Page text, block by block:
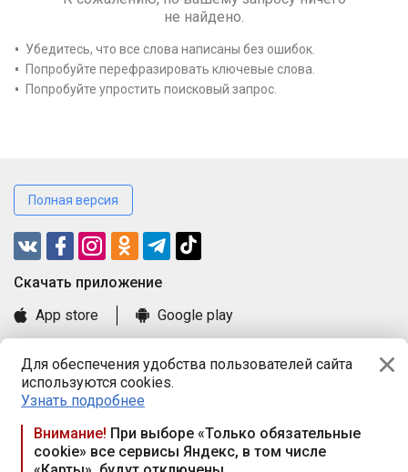
Для обеспечения удобства пользователей сайта
используются cookies.
Узнать подробнее
Внимание! При выборе «Только обязательные
cookie» все сервисы Яндекс, в том числе
не найдено.
Убедитесь, что все слова написаны без ошибок.
Попробуйте перефразировать ключевые слова.
Попробуйте упростить поисковый запрос.
Полная версия
Cкачать приложение
App store
Google play
Книга замечаний и предложений
Правила и документы
Praca.by © 2000—2026, ООО «ПРАЦА БАЙ»
Республика Беларусь, 220114, г. Минск, пр-т Независимости
117а, пом. № 9.